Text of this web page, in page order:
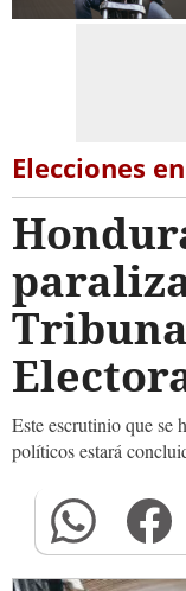
Elecciones
Este escrutinio que se
políticos estará